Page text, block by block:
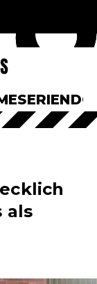
SERIEN
als